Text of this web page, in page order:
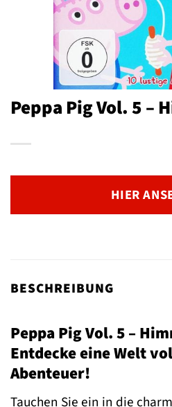
Peppa Pig Vol. 5 –
HIER
BESCHREIBUNG
Peppa Pig Vol. 5 –
Entdecke eine Welt
Abenteuer!
Tauchen Sie ein in die